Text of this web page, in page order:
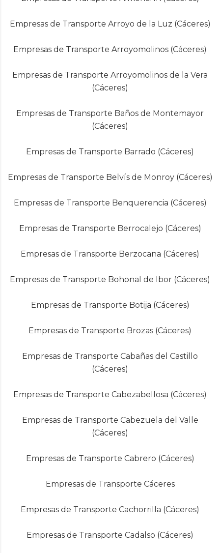
Empresas de Transporte Arroyo de la Luz (Cáceres)
Empresas de Transporte Arroyomolinos (Cáceres)
Empresas de Transporte Arroyomolinos de la Vera
(Cáceres)
Empresas de Transporte Baños de Montemayor
(Cáceres)
Empresas de Transporte Barrado (Cáceres)
Empresas de Transporte Belvís de Monroy (Cáceres)
Empresas de Transporte Benquerencia (Cáceres)
Empresas de Transporte Berrocalejo (Cáceres)
Empresas de Transporte Berzocana (Cáceres)
Empresas de Transporte Bohonal de Ibor (Cáceres)
Empresas de Transporte Botija (Cáceres)
Empresas de Transporte Brozas (Cáceres)
Empresas de Transporte Cabañas del Castillo
(Cáceres)
Empresas de Transporte Cabezabellosa (Cáceres)
Empresas de Transporte Cabezuela del Valle
(Cáceres)
Empresas de Transporte Cabrero (Cáceres)
Empresas de Transporte Cáceres
Empresas de Transporte Cachorrilla (Cáceres)
Empresas de Transporte Cadalso (Cáceres)